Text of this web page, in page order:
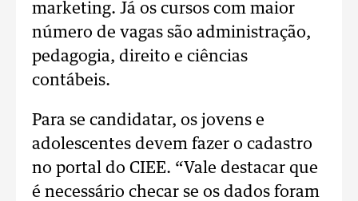
marketing. Já os cursos com maior
número de vagas são administração,
pedagogia, direito e ciências
contábeis.
Para se candidatar, os jovens e
adolescentes devem fazer o cadastro
no portal do CIEE. “Vale destacar que
é necessário checar se os dados foram